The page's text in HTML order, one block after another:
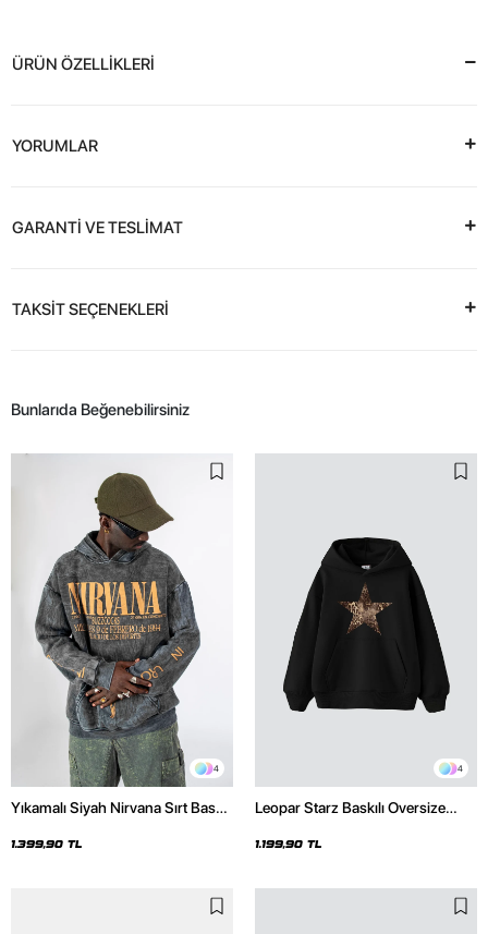
ÜRÜN ÖZELLİKLERİ
YORUMLAR
GARANTİ VE TESLİMAT
TAKSİT SEÇENEKLERİ
Bunlarıda Beğenebilirsiniz
4
Yıkamalı Siyah Nirvana Sırt Baskılı
1.399,90 TL
4
Leopar Starz Baskılı Oversize
1.199,90 TL